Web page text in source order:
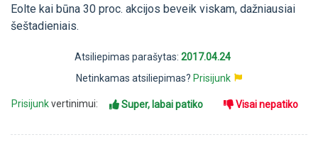
Eolte kai būna 30 proc. akcijos beveik viskam, dažniausiai
šeštadieniais.
Atsiliepimas parašytas: 2017.04.24
Netinkamas atsiliepimas? Prisijunk
Prisijunkvertinimui: Super, labai patiko Visai nepatiko